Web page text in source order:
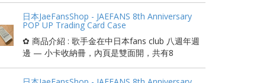
日本JaeFansShop - JAEFANS 8th Anniversary
POP UP Trading Card Case
✿ 商品介紹 : 歌手金在中日本fans club 八週年週
邊 — 小卡收納冊，內頁是雙面開，共有8